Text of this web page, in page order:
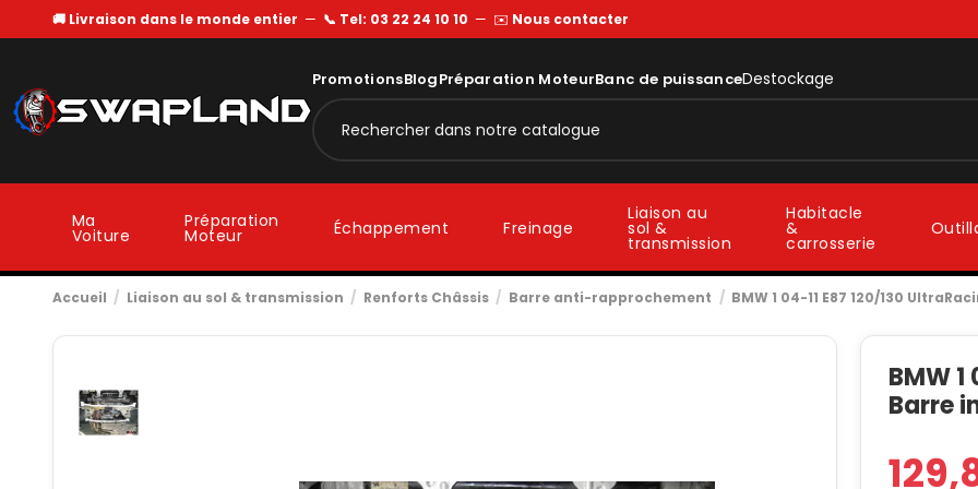
🚚 Livraison dans le monde entier — 📞 Tel: 03 22 24 10 10 — ✉️ Nous contacter
PromotionsBlogPréparation MoteurBanc de puissanceDestockage
Ma
Voiture
Préparation
Moteur Échappement Freinage
Liaison au
sol &
transmission
Habitacle
&
carrosserie
Accueil Liaison au sol & transmission Renforts Châssis Barre anti-rapprochement BMW 1 04-11 E87 120/130
BMW
Barre